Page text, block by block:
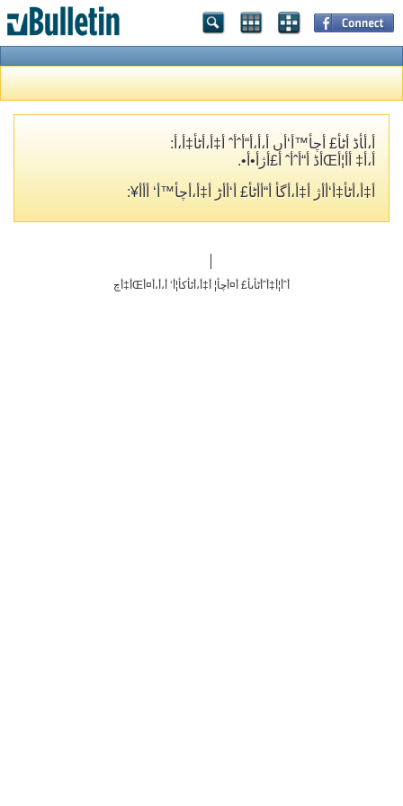
أ،أ‍أڈ أٹأ£ أچأ™أ‘أں أ،أ،أ“أˆأˆ أ‡أ،أٹأ‡أ،أ­:
أ،أ‡ أ­أ¦أŒأڈ أ“أˆأˆ أ£أژأ•أ•.
أ‡أ،أٹأ‡أ‘أ­أژ أ‡أ،أگأ­ أ“أ­أٹأ£ أ‘أ‌أڑ أ‡أ،أچأ™أ‘ أ‌أ­أ¥:
أˆأ¦أ‡أˆأٹأںأ£ أ¤أچأ¦ أ‡أ،أٹأکأ¦أ‘ أ،أ،أ¤أŒأ‡أچ